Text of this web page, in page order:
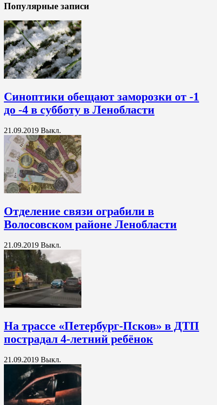
Популярные записи
Синоптики обещают заморозки от -1
до -4 в субботу в Ленобласти
21.09.2019 Выкл.
Отделение связи ограбили в
Волосовском районе Ленобласти
21.09.2019 Выкл.
На трассе «Петербург-Псков» в ДТП
пострадал 4-летний ребёнок
21.09.2019 Выкл.